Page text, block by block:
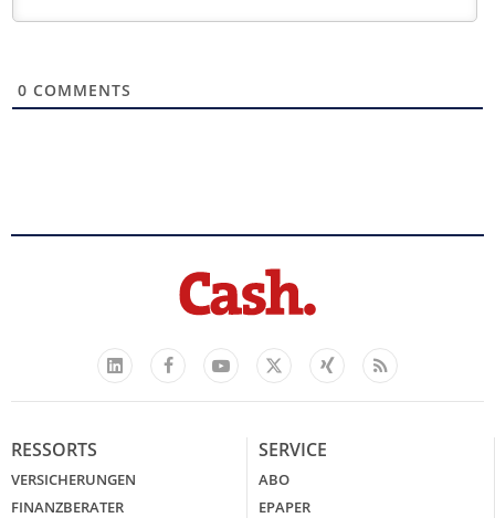
0 COMMENTS
LinkedIn
FacebookYouTube
X
Xing Feed
RESSORTS
VERSICHERUNGEN
FINANZBERATER
SERVICE
ABO
EPAPER